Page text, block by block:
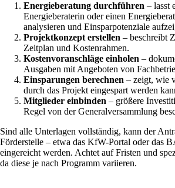
Energieberatung durchführen – lasst
Energieberaterin oder einen
analysieren und Einsparpotenziale
Projektkonzept erstellen – beschreibt
Zeitplan und Kostenrahmen.
Kostenvoranschläge einholen –
Ausgaben mit Angeboten von
Einsparungen berechnen – zeigt, wie
durch das Projekt eingespart werden
Mitglieder einbinden – größere
Regel von der Generalversammlung
Sind alle Unterlagen vollständig, kann der
Förderstelle – etwa das KfW-Portal oder das
eingereicht werden. Achtet auf Fristen und
da diese je nach Programm variieren.